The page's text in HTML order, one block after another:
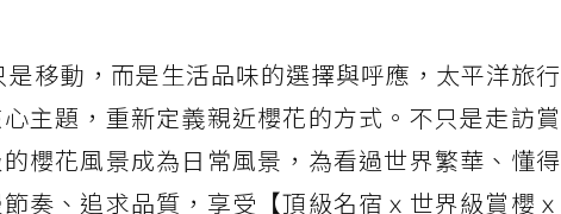
移動，而是生活品味的選擇與呼應，太平洋旅行
主題，重新定義親近櫻花的方式。不只是走訪賞
櫻花風景成為日常風景，為看過世界繁華、懂得
奏、追求品質，享受【頂級名宿ｘ世界級賞櫻ｘ